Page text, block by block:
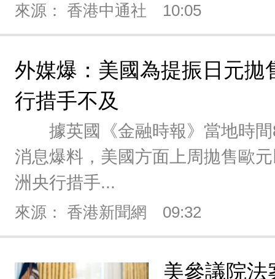
來源： 香港中通社 10:05
外媒爆：美國為提振日元拋
行措手不及
據英國《金融時報》當地時間
消息爆料，美國方面上周拋售歐
洲央行措手...
來源： 香港新聞網 09:32
美參議院法